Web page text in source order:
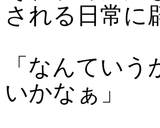
される日常に
「なんてい
いかなぁ」